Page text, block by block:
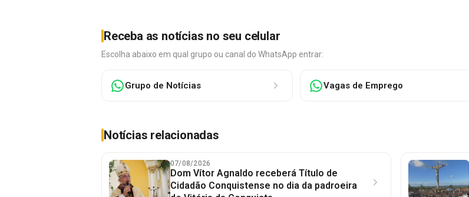
Receba as notícias no seu celular
Escolha abaixo em qual grupo ou canal do WhatsApp entrar:
Grupo de Notícias Vagas de Emprego
Notícias relacionadas
07/08/2026
Dom Vítor Agnaldo receberá Título de
Cidadão Conquistense no dia da padroeira